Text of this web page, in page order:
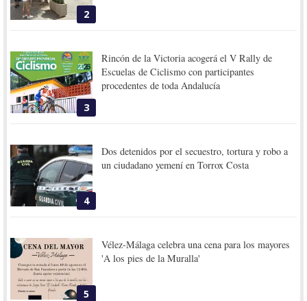
2
3
Rincón de la Victoria acogerá el V Rally de
Escuelas de Ciclismo con participantes
procedentes de toda Andalucía
4
Dos detenidos por el secuestro, tortura y robo a
un ciudadano yemení en Torrox Costa
5
Vélez-Málaga celebra una cena para los mayores
'A los pies de la Muralla'